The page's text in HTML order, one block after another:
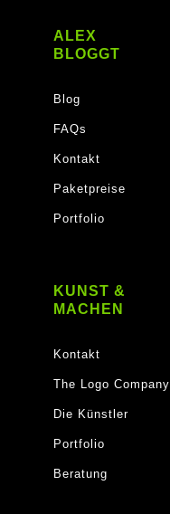
ALEX
BLOGGT
Blog
FAQs
Kontakt
Paketpreise
Portfolio
KUNST &
MACHEN
Kontakt
The Logo Company
Die Künstler
Portfolio
Beratung